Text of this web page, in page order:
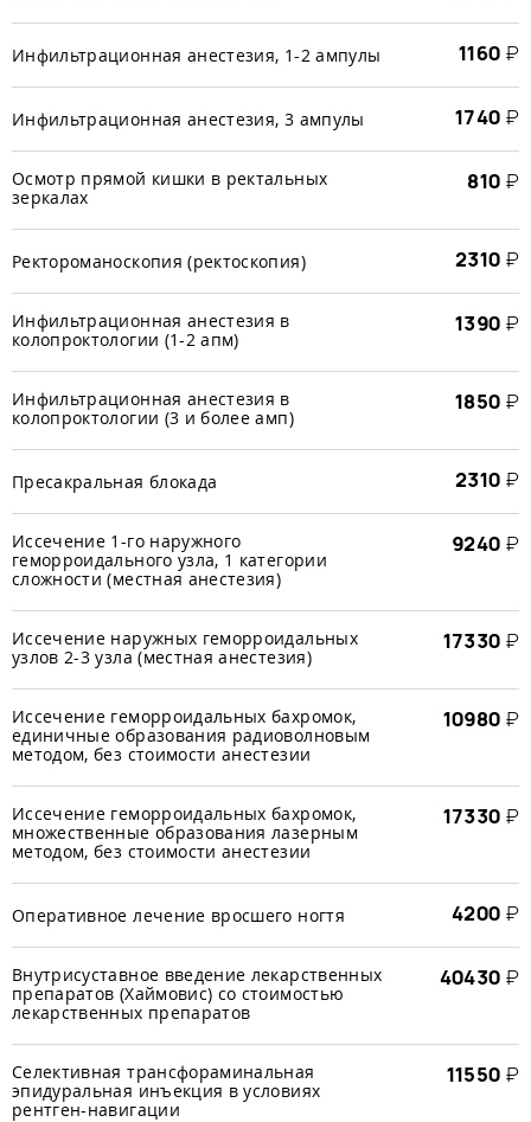
Инфильтрационная анестезия, 1-2 ампулы 1160 ₽
Инфильтрационная анестезия, 3 ампулы 1740 ₽
Осмотр прямой кишки в ректальных
зеркалах
810 ₽
Ректороманоскопия (ректоскопия) 2310 ₽
Инфильтрационная анестезия в
колопроктологии (1-2 апм)
1390 ₽
Инфильтрационная анестезия в
колопроктологии (3 и более амп)
1850 ₽
Пресакральная блокада 2310 ₽
Иссечение 1-го наружного
геморроидального узла, 1 категории
сложности (местная анестезия)
9240 ₽
Иссечение наружных геморроидальных
узлов 2-3 узла (местная анестезия)
17330 ₽
Иссечение геморроидальных бахромок,
единичные образования радиоволновым
методом, без стоимости анестезии
10980 ₽
Иссечение геморроидальных бахромок,
множественные образования лазерным
методом, без стоимости анестезии
17330 ₽
Оперативное лечение вросшего ногтя 4200 ₽
Внутрисуставное введение лекарственных
препаратов (Хаймовис) со стоимостью
лекарственных препаратов
40430 ₽
Селективная трансфораминальная
эпидуральная инъекция в условиях
рентген-навигации
11550 ₽